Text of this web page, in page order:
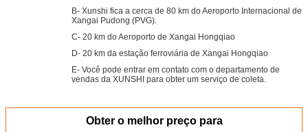
B- Xunshi fica a cerca de 80 km do Aeroporto Internacional de
Xangai Pudong (PVG).
C- 20 km do Aeroporto de Xangai Hongqiao
D- 20 km da estação ferroviária de Xangai Hongqiao
E- Você pode entrar em contato com o departamento de
vendas da XUNSHI para obter um serviço de coleta.
Obter o melhor preço para